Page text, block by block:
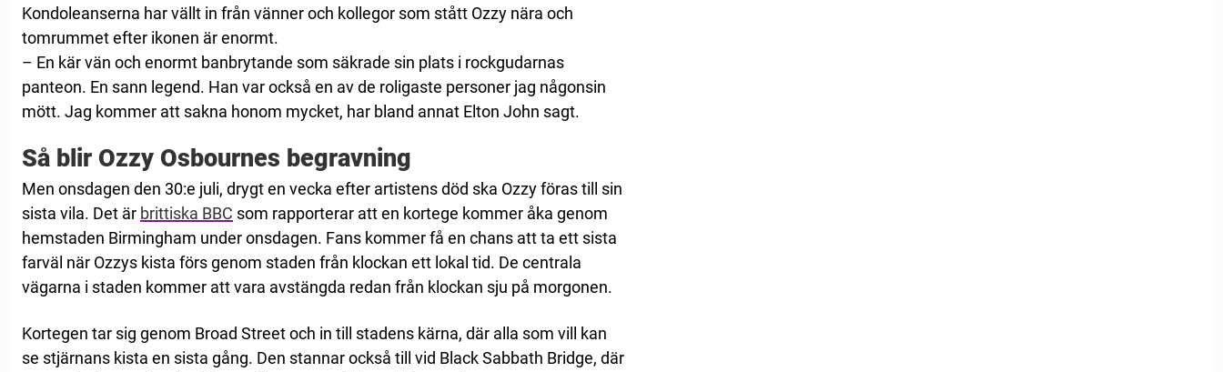
Kondoleanserna har vällt in från vänner och kollegor som stått Ozzy nära och
tomrummet efter ikonen är enormt.
– En kär vän och enormt banbrytande som säkrade sin plats i rockgudarnas
panteon. En sann legend. Han var också en av de roligaste personer jag någonsin
mött. Jag kommer att sakna honom mycket, har bland annat Elton John sagt.
Så blir Ozzy Osbournes begravning
Men onsdagen den 30:e juli, drygt en vecka efter artistens död ska Ozzy föras till sin
sista vila. Det är brittiska BBC som rapporterar att en kortege kommer åka genom
hemstaden Birmingham under onsdagen. Fans kommer få en chans att ta ett sista
farväl när Ozzys kista förs genom staden från klockan ett lokal tid. De centrala
vägarna i staden kommer att vara avstängda redan från klockan sju på morgonen.
Kortegen tar sig genom Broad Street och in till stadens kärna, där alla som vill kan
se stjärnans kista en sista gång. Den stannar också till vid Black Sabbath Bridge, där